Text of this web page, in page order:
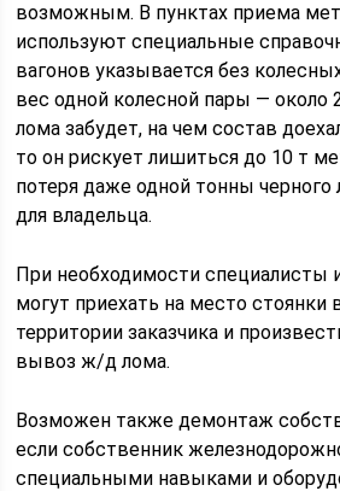
возможным. В пунктах приема
используют специальные
вагонов указывается без
вес одной колесной пары — около
лома забудет, на чем состав
то он рискует лишиться до 10 т
потеря даже одной тонны
для владельца.
При необходимости специалисты
могут приехать на место стоянки
территории заказчика и
вывоз ж/д лома.
Возможен также демонтаж
если собственник
специальными навыками и